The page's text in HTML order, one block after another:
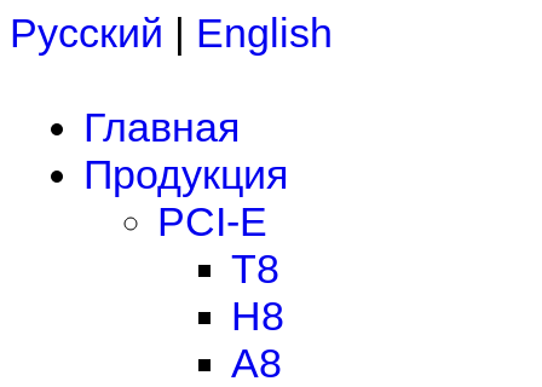
Русский | English
Главная
Продукция
PCI-E
T8
H8
A8